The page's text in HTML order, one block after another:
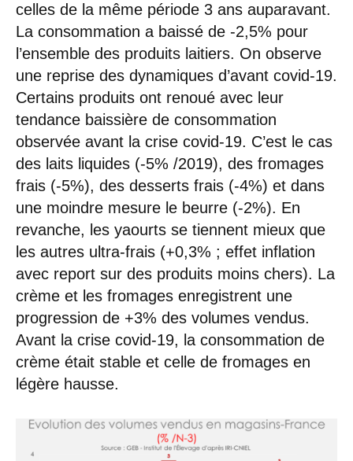
celles de la même période 3 ans auparavant.
La consommation a baissé de -2,5% pour
l’ensemble des produits laitiers. On observe
une reprise des dynamiques d’avant covid-19.
Certains produits ont renoué avec leur
tendance baissière de consommation
observée avant la crise covid-19. C’est le cas
des laits liquides (-5% /2019), des fromages
frais (-5%), des desserts frais (-4%) et dans
une moindre mesure le beurre (-2%). En
revanche, les yaourts se tiennent mieux que
les autres ultra-frais (+0,3% ; effet inflation
avec report sur des produits moins chers). La
crème et les fromages enregistrent une
progression de +3% des volumes vendus.
Avant la crise covid-19, la consommation de
crème était stable et celle de fromages en
légère hausse.